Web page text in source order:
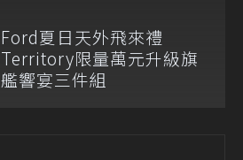
Ford夏日天外飛來禮
Territory限量萬元升級旗
艦響宴三件組